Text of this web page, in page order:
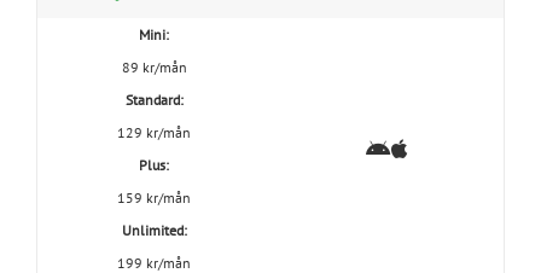
Mini:
89 kr/mån
Standard:
129 kr/mån
Plus:
159 kr/mån
Unlimited:
199 kr/mån